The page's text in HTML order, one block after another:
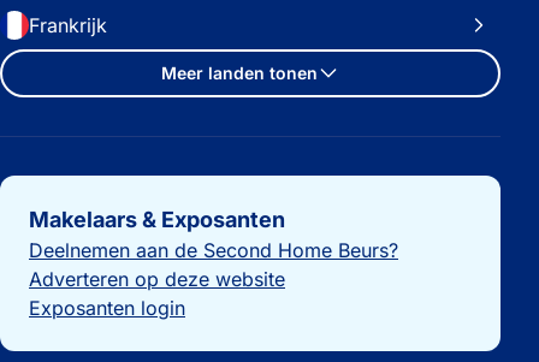
Frankrijk
Meer landen tonen
Belangrijke links
Makelaars & Exposanten
Deelnemen aan de Second Home Beurs?
Adverteren op deze website
Exposanten login